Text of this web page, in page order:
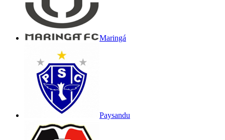
Maringá
Paysandu